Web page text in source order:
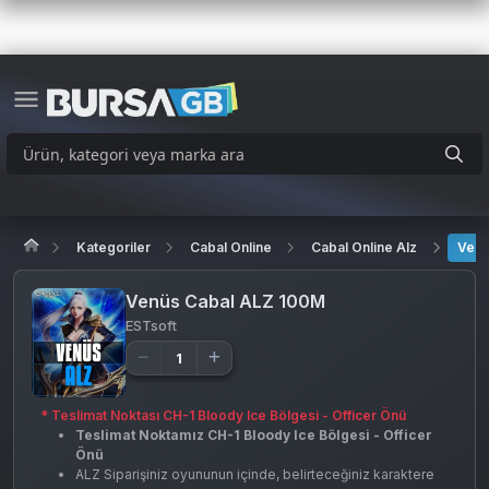
Kategoriler Cabal Online Cabal Online Alz
Venüs Cabal ALZ 100M
ESTsoft
* Teslimat Noktası CH-1 Bloody Ice Bölgesi - Officer Önü
Teslimat Noktamız CH-1 Bloody Ice Bölgesi - Officer
Önü
ALZ Siparişiniz oyununun içinde, belirteceğiniz karaktere